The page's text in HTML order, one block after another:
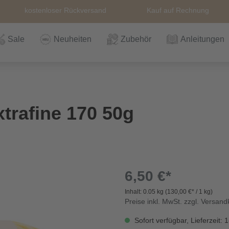
kostenloser Rückversand Kauf auf Rechnung
Sale Neuheiten Zubehör Anleitungen
Häkeln Alle Artikel
Sale
Wolle
Zubehör Anleitungen
Nähzubehör
Stricknadeln &
Häkelnadel
Prym Love
Bücher Hefte
170 50g
6,50 €*
Inhalt: 0.05 kg (130,00 €* / 1 kg)
Preise inkl. MwSt. zzgl.
Sofort verfügbar, Lieferzeit: